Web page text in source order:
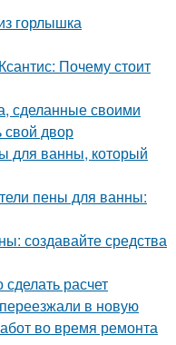
горлышка
Почему стоит
сделанные своими
свой двор
для ванны, который
пены для ванны:
создавайте средства
расчет
в новую
во время ремонта